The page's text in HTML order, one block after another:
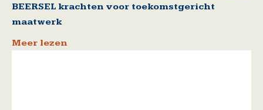
BEERSEL krachten voor toekomstgericht
maatwerk
Meer lezen